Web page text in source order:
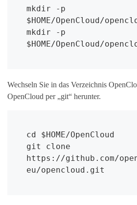
mkdir -p
$HOME/OpenCloud/
mkdir -p
$HOME/OpenCloud/
Wechseln Sie in das Verzeichnis
OpenCloud per „git“ herunter.
cd $HOME/OpenCloud
git clone
https://github.com/
eu/opencloud.git